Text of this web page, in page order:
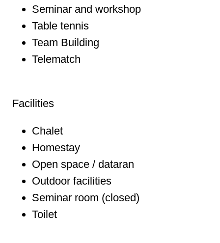
Seminar and workshop
Table tennis
Team Building
Telematch
Facilities
Chalet
Homestay
Open space / dataran
Outdoor facilities
Seminar room (closed)
Toilet